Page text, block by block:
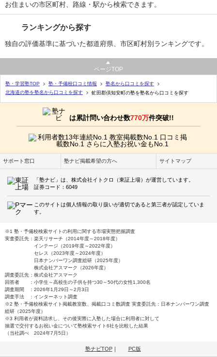
お住まいの市区町村、路線・駅から検索できます。
ランキングから探す
独自の評価基準に基づいた都道府県、市区町村別ランキングです。
ページTOP
塾・学習塾TOP 塾・予備校口コミ情報
塾名から口コミを探す
北海道の塾を塾名から口コミを探す
虻田郡倶知安町の塾を塾名から口コミを探す
は累計問い合わせ数770万件突破!!
サポート窓口 塾ナビ掲載希望の方へ サイトマップ
「塾ナビ」は、株式会社イトクロ（東証上場）が運営しています。
証券コード：6049
このサイトは個人情報の取り扱いが適切であると第三者が認定していま
す。
※1 塾・予備校検索サイトの利用に関する市場実態把握調査
実査委託先：楽天リサーチ（2014年度～2018年度）
インテージ（2019年度～2022年度）
セレス（2023年度～2024年度）
日本ナンバーワン調査総研（2025年度）
株式会社アスマーク（2026年度）
調査委託先：株式会社アスマーク
回答者 ：小学生～高校生の子供を持つ30～50代の女性1,300名
調査期間 ：2026年1月29日～2月3日
調査手法 ：インターネット調査
※2 塾・予備校検索サイト掲載教室数、掲載口コミ数調査 実査委託先：日本ナンバーワン調査
総研（2025年度）
※3 利用者が資料請求し、その後実際に入塾した場合に利用者に対して
抽選で交付するお祝い金について塾検索サイト6社を比較した結果
（当社調べ 2024年7月5日）
塾ナビTOP｜ PC版